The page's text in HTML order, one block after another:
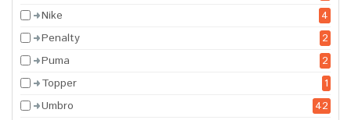
Nike
4
Penalty
2
Puma
2
Topper
1
Umbro
42